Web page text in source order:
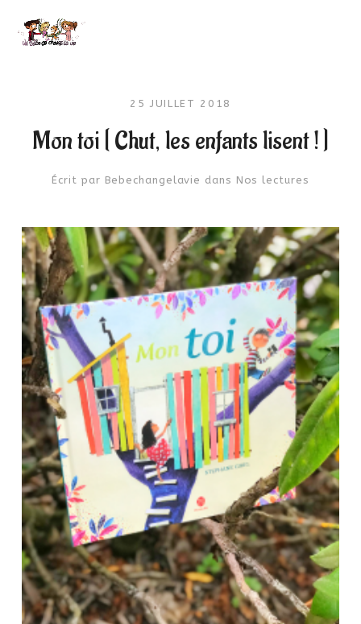
25 JUILLET 2018
Mon toi [ Chut, les enfants lisent ! ]
Écrit par Bebechangelavie dans Nos lectures